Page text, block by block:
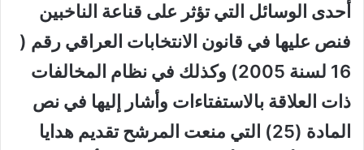
أحدى الوسائل التي تؤثر على قناعة الناخبين
فنص عليها في قانون الانتخابات العراقي رقم (
16 لسنة 2005) وكذلك في نظام المخالفات
ذات العلاقة بالاستفتاءات وأشار إليها في نص
المادة (25) التي منعت المرشح تقديم هدايا